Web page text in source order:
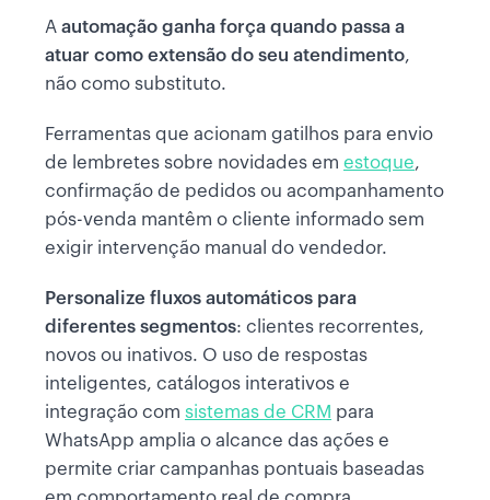
A automação ganha força quando passa a
atuar como extensão do seu atendimento,
não como substituto.
Ferramentas que acionam gatilhos para envio
de lembretes sobre novidades em estoque,
confirmação de pedidos ou acompanhamento
pós-venda mantêm o cliente informado sem
exigir intervenção manual do vendedor.
Personalize fluxos automáticos para
diferentes segmentos: clientes recorrentes,
novos ou inativos. O uso de respostas
inteligentes, catálogos interativos e
integração com sistemas de CRM para
WhatsApp amplia o alcance das ações e
permite criar campanhas pontuais baseadas